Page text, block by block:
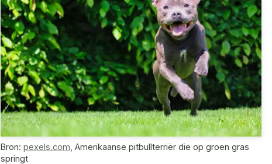
Bron: pexels.com Amerikaanse pitbullterriër die op groen gras
springt